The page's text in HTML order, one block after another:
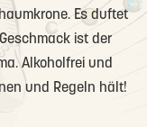
Es duftet
ist der
Alkoholfrei und
und Regeln hält!